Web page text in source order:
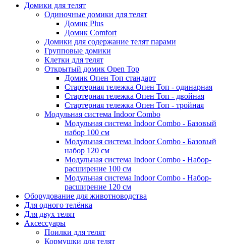
Домики для телят
Одиночные домики для телят
Домик Plus
Домик Comfort
Домики для содержание телят парами
Групповые домики
Клетки для телят
Открытый домик Open Top
Домик Опен Топ стандарт
Стартерная тележка Опен Топ - одинарная
Стартерная тележка Опен Топ - двойная
Стартерная тележка Опен Топ - тройная
Модульная система Indoor Combo
Модульная система Indoor Combo - Базовый
набор 100 см
Модульная система Indoor Combo - Базовый
набор 120 см
Модульная система Indoor Combo - Набор-
расширение 100 см
Модульная система Indoor Combo - Набор-
расширение 120 см
Оборудование для животноводства
Для одного телёнка
Для двух телят
Аксессуары
Поилки для телят
Кормушки для телят